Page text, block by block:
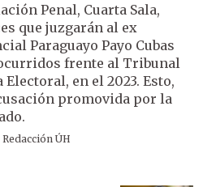
Penal, Cuarta Sala,
que juzgarán al ex
Paraguayo Payo Cubas
frente al Tribunal
en el 2023. Esto,
promovida por la
Redacción ÚH